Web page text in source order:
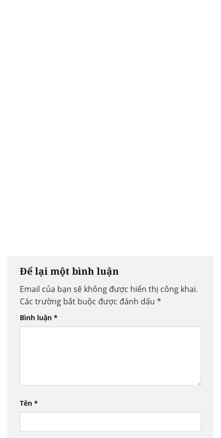
Để lại một bình luận
Email của bạn sẽ không được hiển thị công khai.
Các trường bắt buộc được đánh dấu *
Bình luận *
Tên *